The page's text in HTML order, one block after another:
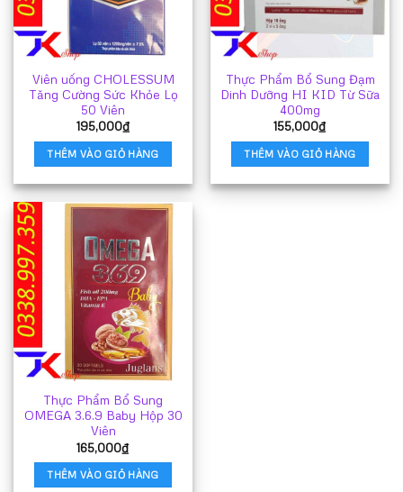
Viên uống CHOLESSUM
Tăng Cường Sức Khỏe Lọ
50 Viên
195,000₫
THÊM VÀO GIỎ HÀNG
Thực Phẩm Bổ Sung Đạm
Dinh Dưỡng HI KID Từ Sữa
400mg
155,000₫
THÊM VÀO GIỎ HÀNG
Thực Phẩm Bổ Sung
OMEGA 3.6.9 Baby Hộp 30
Viên
165,000₫
THÊM VÀO GIỎ HÀNG